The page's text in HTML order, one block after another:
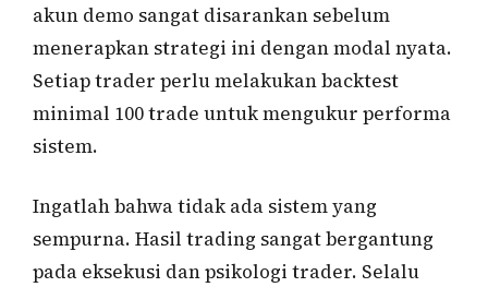
akun demo sangat disarankan sebelum
menerapkan strategi ini dengan modal nyata.
Setiap trader perlu melakukan backtest
minimal 100 trade untuk mengukur performa
sistem.
Ingatlah bahwa tidak ada sistem yang
sempurna. Hasil trading sangat bergantung
pada eksekusi dan psikologi trader. Selalu